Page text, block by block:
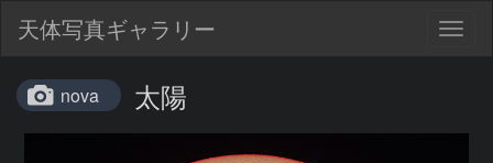
天体写真ギャラリー
nova 太陽